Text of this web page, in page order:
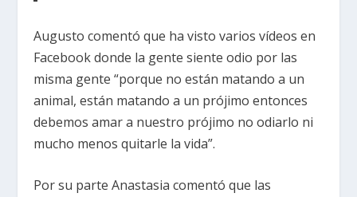
Augusto comentó que ha visto varios vídeos en
Facebook donde la gente siente odio por las
misma gente “porque no están matando a un
animal, están matando a un prójimo entonces
debemos amar a nuestro prójimo no odiarlo ni
mucho menos quitarle la vida”.
Por su parte Anastasia comentó que las